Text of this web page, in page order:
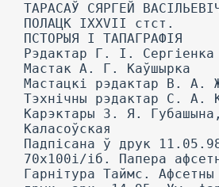
ТАРАСАЎ СЯРГЕЙ
ПОЛАЦК IXXVII стст.
ПСТОРЫЯ I ТАПАГРАФІЯ
Рэдактар Г. I. Сергіенка
Мастак А. Г. Каўшырка
Мастацкі рэдактар В. А.
Тэхнічны рэдактар С. А.
Карэктары 3. Я.
Каласоўская
Падпісана ў друк
70x100і/іб. Папера
Гарнітура Таймс.